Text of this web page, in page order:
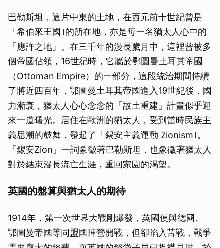
巴勒斯坦，這片中東的土地，在西元前十世紀曾是
「希伯來王國｣的所在地，亦是每一名猶太人心中的
「應許之地」。在三千年的漫長歲月中，這裡曾被多
個帝國佔領，16世紀時，它屬於鄂圖曼土耳其帝國
（Ottoman Empire）的一部分，這段統治期間持續
了將近四百年，鄂圖曼土耳其帝國進入19世紀後，國
力漸衰，猶太人心心念念的「故土重建」計畫似乎迎
來一道曙光。居住在歐洲的猶太人，受到當時民族主
義思潮的鼓舞，發起了「錫安主義運動 Zionism｣。
「錫安Zion」一詞象徵著巴勒斯坦，也象徵著猶太人
對於結束漫長流亡生涯，重回家園的渴望。
英國的盤算與猶太人的期待
1914年，第一次世界大戰剛爆發，英國便與德國、
鄂圖曼帝國等同盟國陣營開戰，但卻陷入苦戰，戰爭